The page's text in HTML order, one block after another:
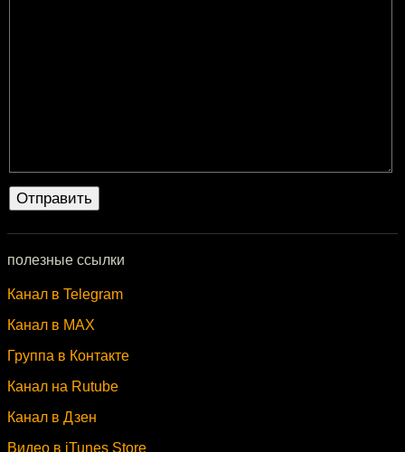
полезные ссылки
Канал в Telegram
Канал в MAX
Группа в Контакте
Канал на Rutube
Канал в Дзен
Видео в iTunes Store